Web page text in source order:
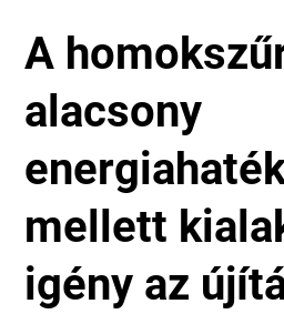
A
alacsony
mellett
igény az